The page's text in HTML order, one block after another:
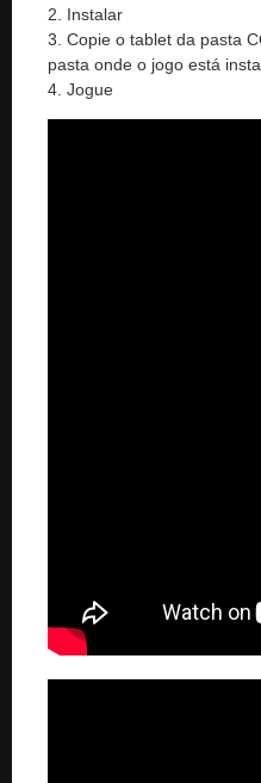
2. Instalar
3. Copie o tablet da pasta
pasta onde o jogo está
4. Jogue